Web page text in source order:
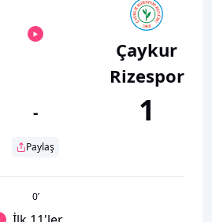
-
Paylaş
Çaykur
Rizespor
1
0’